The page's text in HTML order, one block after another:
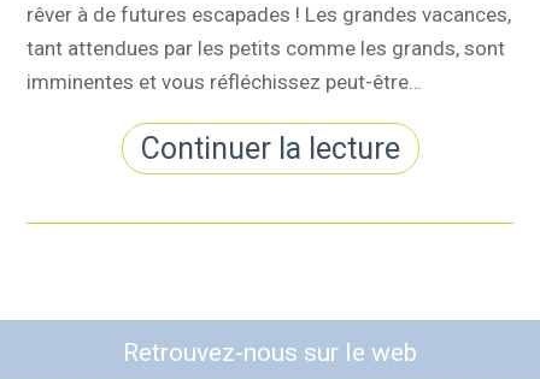
rêver à de futures escapades ! Les grandes vacances,
tant attendues par les petits comme les grands, sont
imminentes et vous réfléchissez peut-être…
Continuer la lecture
Retrouvez-nous sur le web